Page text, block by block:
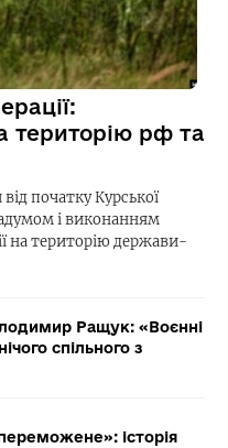
територію рф та
початку Курської
і виконанням
на територію держави-
Ращук: «Воєнні
спільного з
історія